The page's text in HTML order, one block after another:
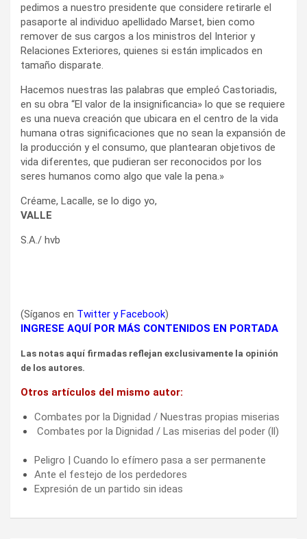
pedimos a nuestro presidente que considere retirarle el
pasaporte al individuo apellidado Marset, bien como
remover de sus cargos a los ministros del Interior y
Relaciones Exteriores, quienes si están implicados en
tamaño disparate.
Hacemos nuestras las palabras que empleó Castoriadis,
en su obra “El valor de la insignificancia» lo que se requiere
es una nueva creación que ubicara en el centro de la vida
humana otras significaciones que no sean la expansión de
la producción y el consumo, que plantearan objetivos de
vida diferentes, que pudieran ser reconocidos por los
seres humanos como algo que vale la pena.»
Créame, Lacalle, se lo digo yo,
VALLE
S.A./ hvb
(Síganos en Twitter yFacebook)
INGRESE AQUÍ POR MÁS CONTENIDOS EN PORTADA
Las notas aquí firmadas reflejan exclusivamente la opinión
de los autores.
Otros artículos del mismo autor:
Combates por la Dignidad / Nuestras propias miserias
Combates por la Dignidad / Las miserias del poder (ll)
Peligro | Cuando lo efímero pasa a ser permanente
Ante el festejo de los perdedores
Expresión de un partido sin ideas